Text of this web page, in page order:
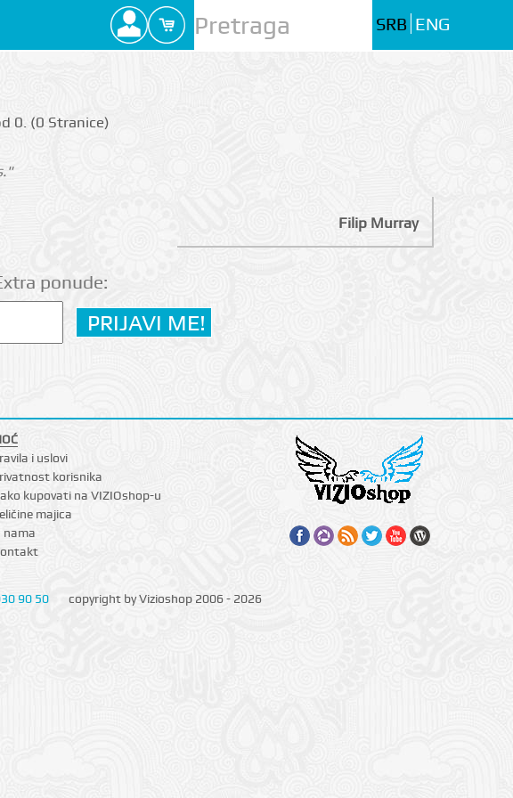
SRB ENG
0. (0 Strаnicе)
Filip Murray
ponude:
i uslovi
korisnika
kupovati na VIZIOshop-u
majica
nama
90 50 copyright by Vizioshop 2006 - 2026